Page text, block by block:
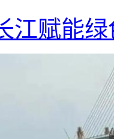
江赋能